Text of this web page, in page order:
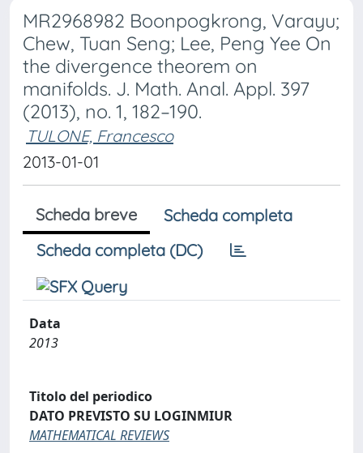
MR2968982 Boonpogkrong, Varayu;
Chew, Tuan Seng; Lee, Peng Yee On
the divergence theorem on
manifolds. J. Math. Anal. Appl. 397
(2013), no. 1, 182–190.
TULONE, Francesco
2013-01-01
Scheda breve
Scheda completa
Scheda completa (DC)
Data
2013
Titolo del periodico
DATO PREVISTO SU LOGINMIUR
MATHEMATICAL REVIEWS